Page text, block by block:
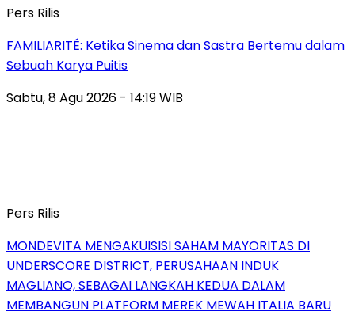
Pers Rilis
FAMILIARITÉ: Ketika Sinema dan Sastra Bertemu dalam
Sebuah Karya Puitis
Sabtu, 8 Agu 2026 - 14:19 WIB
Pers Rilis
MONDEVITA MENGAKUISISI SAHAM MAYORITAS DI
UNDERSCORE DISTRICT, PERUSAHAAN INDUK
MAGLIANO, SEBAGAI LANGKAH KEDUA DALAM
MEMBANGUN PLATFORM MEREK MEWAH ITALIA BARU